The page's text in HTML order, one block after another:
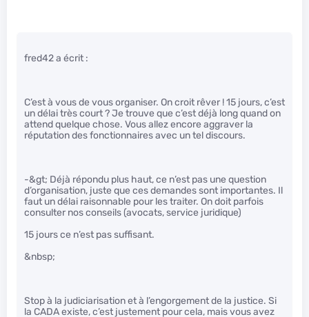
fred42 a écrit :
C’est à vous de vous organiser. On croit rêver ! 15 jours, c’est
un délai très court ? Je trouve que c’est déjà long quand on
attend quelque chose. Vous allez encore aggraver la
réputation des fonctionnaires avec un tel discours.
-&gt; Déjà répondu plus haut, ce n’est pas une question
d’organisation, juste que ces demandes sont importantes. Il
faut un délai raisonnable pour les traiter. On doit parfois
consulter nos conseils (avocats, service juridique)
15 jours ce n’est pas suffisant.
&nbsp;
Stop à la judiciarisation et à l’engorgement de la justice. Si
la CADA existe, c’est justement pour cela, mais vous avez